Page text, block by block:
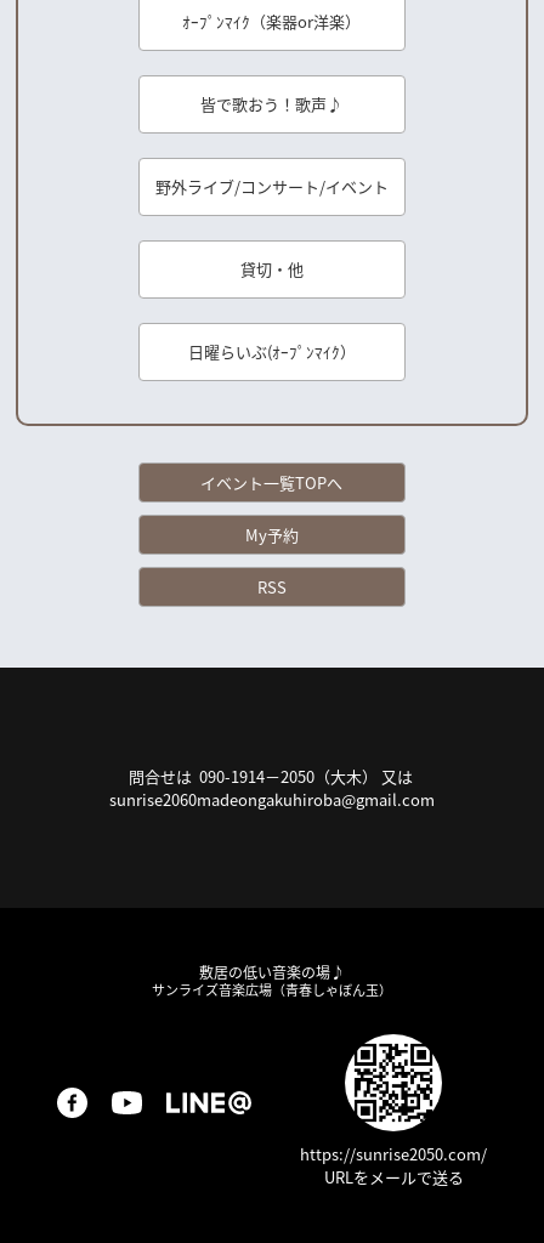
ｵｰﾌﾟﾝﾏｲｸ（楽器or洋楽）
皆で歌おう！歌声♪
野外ライブ/コンサート/イベント
貸切・他
日曜らいぶ(ｵｰﾌﾟﾝﾏｲｸ）
イベント一覧TOPへ
My予約
RSS
問合せは 090-1914－2050（大木） 又は
sunrise2060madeongakuhiroba@gmail.com
敷居の低い音楽の場♪
サンライズ音楽広場（青春しゃぼん玉）
https://sunrise2050.com/
URLをメールで送る